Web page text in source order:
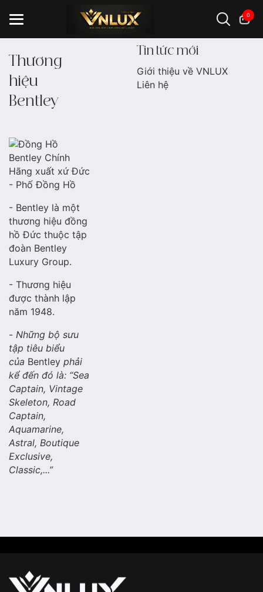
0
Đồng hồ casio đồng hồ Orient
Thương
hiệu
Bentley
- Bentley là một
thương hiệu đồng
hồ Đức thuộc tập
đoàn Bentley
Luxury Group.
- Thương hiệu
được thành lập
năm 1948.
- Những bộ sưu
tập tiêu biểu
của Bentley phải
kể đến đó là: “Sea
Captain, Vintage
Skeleton, Road
Captain,
Aquamarine,
Astral, Boutique
Exclusive,
Classic,...”
Tin tức mới
Giới thiệu về VNLUX
Liên hệ